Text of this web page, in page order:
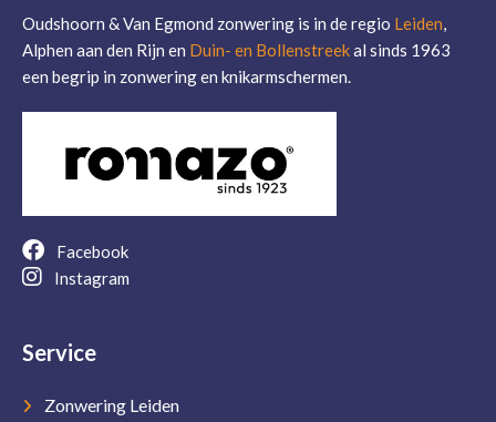
Oudshoorn & Van Egmond zonwering is in de regio Leiden
Alphen aan den Rijn en Duin- en Bollenstreekal sinds 1963
een begrip in zonwering en knikarmschermen.
Facebook
Instagram
Service
Zonwering Leiden